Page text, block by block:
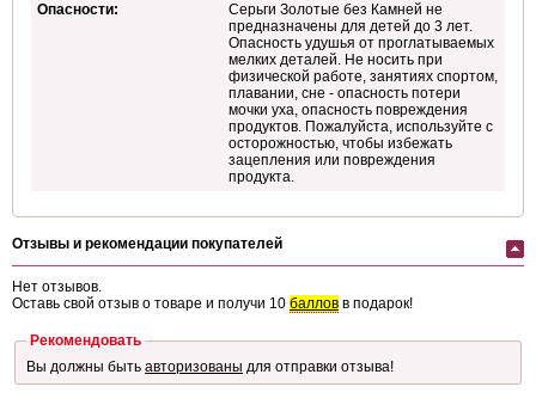
Опасности:
Серьги Золотые без Камней не
предназначены для детей до 3 лет.
Опасность удушья от проглатываемых
мелких деталей. Не носить при
физической работе, занятиях спортом,
плавании, сне - опасность потери
мочки уха, опасность повреждения
продуктов. Пожалуйста, используйте с
осторожностью, чтобы избежать
зацепления или повреждения
продукта.
Отзывы и рекомендации покупателей
Нет отзывов.
Оставь свой отзыв о товаре и получи 10 баллов в подарок!
Рекомендовать
Вы должны быть авторизованы для отправки отзыва!